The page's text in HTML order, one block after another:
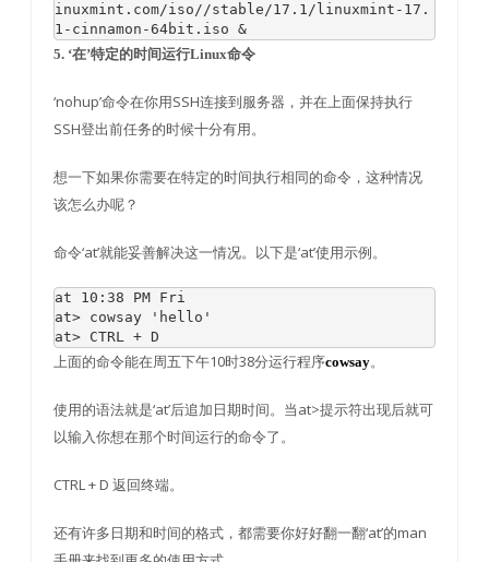
inuxmint.com/iso//stable/17.1/linuxmint-17.
1-cinnamon-64bit.iso &
5. ‘在’特定的时间运行Linux命令
‘nohup’命令在你用SSH连接到服务器，并在上面保持执行
SSH登出前任务的时候十分有用。
想一下如果你需要在特定的时间执行相同的命令，这种情况
该怎么办呢？
命令‘at’就能妥善解决这一情况。以下是‘at’使用示例。
at 10 : 38 PM Fri
at> cowsay
'hello'
at> CTRL + D
上面的命令能在周五下午10时38分运行程序cowsay。
使用的语法就是‘at’后追加日期时间。当at>提示符出现后就可
以输入你想在那个时间运行的命令了。
CTRL + D 返回终端。
还有许多日期和时间的格式，都需要你好好翻一翻‘at’的man